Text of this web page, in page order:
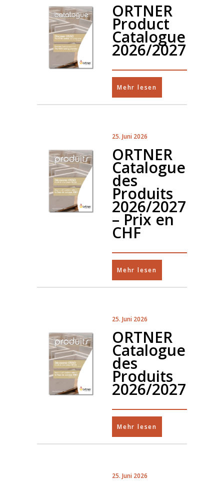
ORTNER
Product
Catalogue
2026/2027
Mehr lesen
25. Juni 2026
ORTNER
Catalogue
des
Produits
2026/2027
– Prix en
CHF
Mehr lesen
25. Juni 2026
ORTNER
Catalogue
des
Produits
2026/2027
Mehr lesen
25. Juni 2026